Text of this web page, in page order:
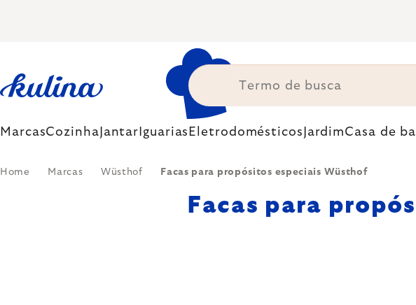
MarcasCozinha Jantar Iguarias Eletrodomésticos JardimCasa de
Home Marcas Wüsthof Facas para propósitos especiais Wüsthof
Facas para